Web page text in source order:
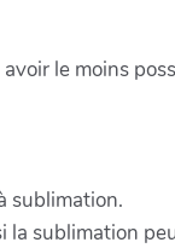
le moins
sublimation.
la sublimation